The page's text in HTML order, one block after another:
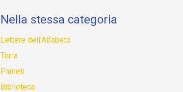
Nella stessa categoria
Lettere dell’Alfabeto
Terra
Pianeti
Biblioteca